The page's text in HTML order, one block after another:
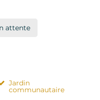
attente
Jardin
communautaire